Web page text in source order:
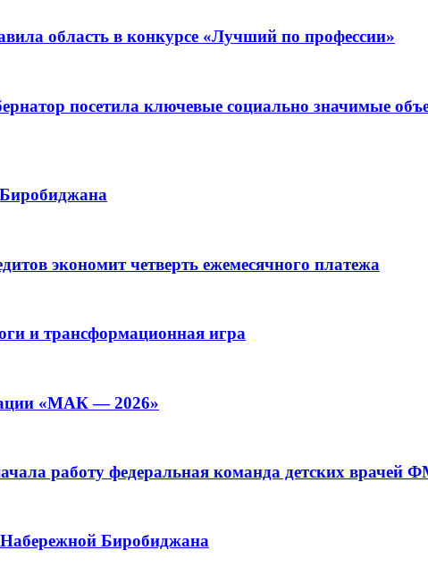
область в конкурсе «Лучший по профессии»
посетила ключевые социально значимые
экономит четверть ежемесячного платежа
и трансформационная игра
«МАК — 2026»
работу федеральная команда детских врачей
Биробиджана